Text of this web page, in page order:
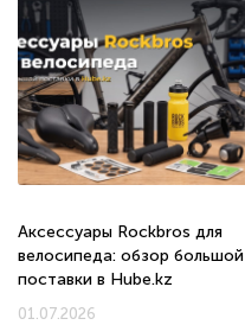
Аксессуары Rockbros для
велосипеда: обзор большой
поставки в Hube.kz
01.07.2026